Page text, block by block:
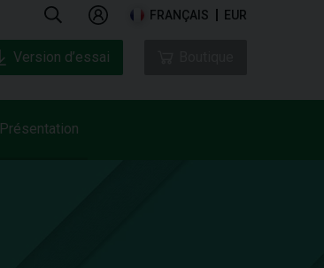
FRANÇAIS EUR
Présentation
Version d’essai